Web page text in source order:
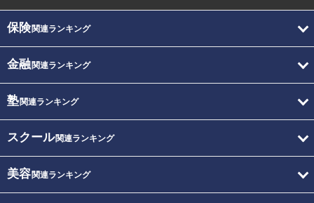
保険関連ランキング
金融関連ランキング
塾関連ランキング
スクール関連ランキング
美容関連ランキング